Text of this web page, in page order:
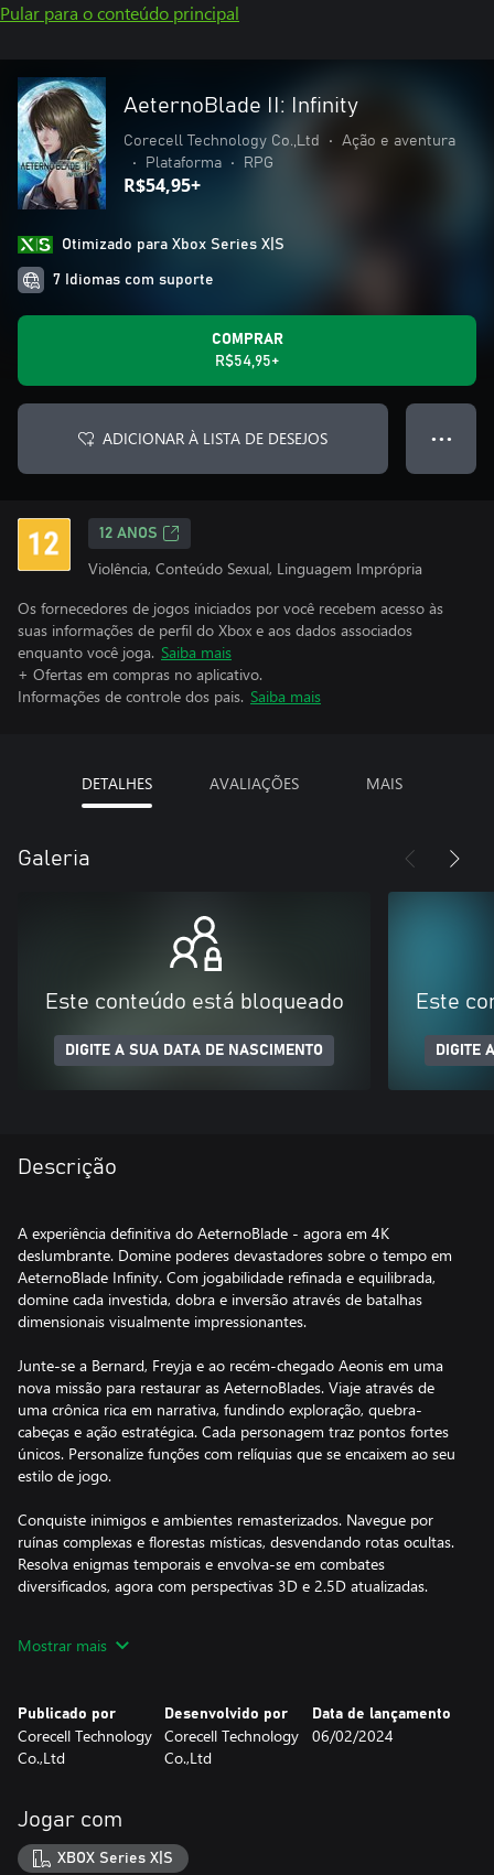
Pular para o conteúdo principal
AeternoBlade II: Infinity
Corecell Technology Co.,Ltd •
Ação e aventura
•
Plataforma • RPG
R$54,95+
Otimizado para Xbox Series X|S
7 Idiomas com suporte
COMPRAR
R$54,95+
ADICIONAR À LISTA DE DESEJOS ● ● ●
12 ANOS
Violência, Conteúdo Sexual, Linguagem Imprópria
Os fornecedores de jogos iniciados por você recebem acesso às
suas informações de perfil do Xbox e aos dados associados
enquanto você joga. Saiba mais
+ Ofertas em compras no aplicativo.
Informações de controle dos pais. Saiba mais
DETALHES AVALIAÇÕES MAIS
Galeria
Este conteúdo está bloqueado
DIGITE A SUA DATA DE NASCIMENTO
Este
DIGITE
Descrição
A experiência definitiva do AeternoBlade - agora em 4K
deslumbrante. Domine poderes devastadores sobre o tempo em
AeternoBlade Infinity. Com jogabilidade refinada e equilibrada,
domine cada investida, dobra e inversão através de batalhas
dimensionais visualmente impressionantes.
Junte-se a Bernard, Freyja e ao recém-chegado Aeonis em uma
nova missão para restaurar as AeternoBlades. Viaje através de
uma crônica rica em narrativa, fundindo exploração, quebra-
cabeças e ação estratégica. Cada personagem traz pontos fortes
únicos. Personalize funções com relíquias que se encaixem ao seu
estilo de jogo.
Conquiste inimigos e ambientes remasterizados. Navegue por
ruínas complexas e florestas místicas, desvendando rotas ocultas.
Resolva enigmas temporais e envolva-se em combates
diversificados, agora com perspectivas 3D e 2.5D atualizadas.
controles intuitivos e dificuldade balanceada. Mergulhe na edição
e desafie a eternidade!
Mostrar mais
Publicado por
Corecell Technology
Co.,Ltd
Desenvolvido por
Corecell Technology
Co.,Ltd
Data de lançamento
06/02/2024
Jogar com
XBOX Series X|S